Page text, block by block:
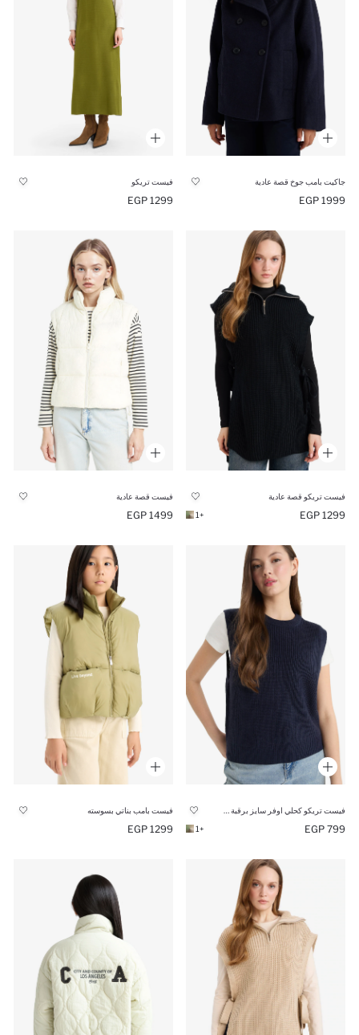
جاكيت بامب جوخ قصة عادية
1999 EGP
فيست تريكو
1299 EGP
فيست تريكو قصة عادية
1299 EGP
+1
فيست قصة عادية
1499 EGP
فيست تريكو كحلي اوفر سايز برقبة مستديرة
799 EGP
+1
فيست بامب بناتي بسوسته
1299 EGP